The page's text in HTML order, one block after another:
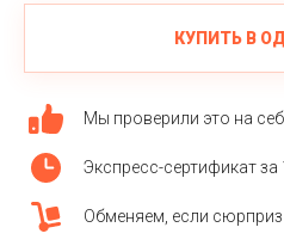
КУПИТЬ В
Мы проверили это на
Экспресс-сертификат за
Обменяем, если сюрприз